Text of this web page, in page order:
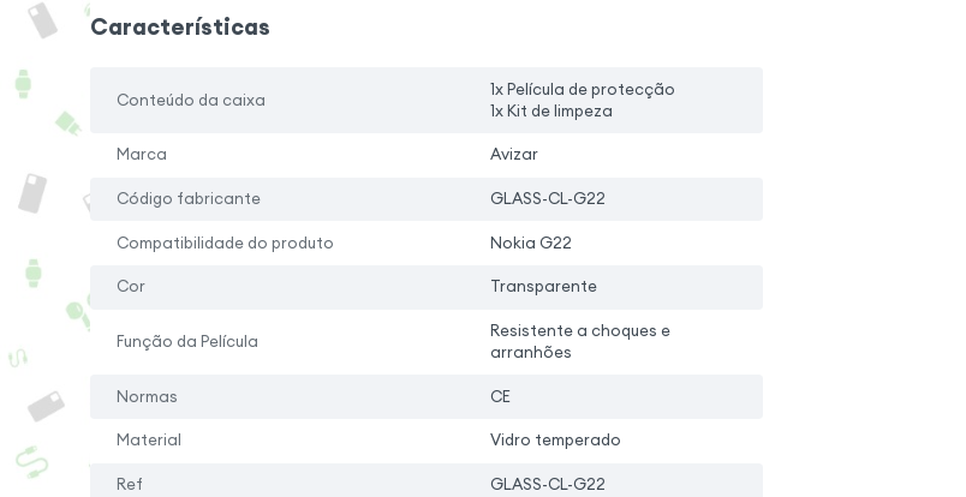
Características
Conteúdo da caixa
1x Película de protecção
1x Kit de limpeza
Marca Avizar
Código fabricante GLASS-CL-G22
Compatibilidade do produto Nokia G22
Cor Transparente
Função da Película
Resistente a choques e
arranhões
Normas CE
Material Vidro temperado
Ref GLASS-CL-G22